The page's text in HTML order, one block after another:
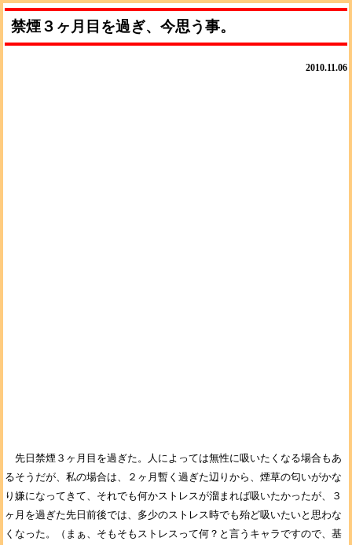
禁煙３ヶ月目を過ぎ、今思う事。
2010.11.06
先日禁煙３ヶ月目を過ぎた。人によっては無性に吸いたくなる場合もあ
るそうだが、私の場合は、２ヶ月暫く過ぎた辺りから、煙草の匂いがかな
り嫌になってきて、それでも何かストレスが溜まれば吸いたかったが、３
ヶ月を過ぎた先日前後では、多少のストレス時でも殆ど吸いたいと思わな
くなった。（まぁ、そもそもストレスって何？と言うキャラですので、基